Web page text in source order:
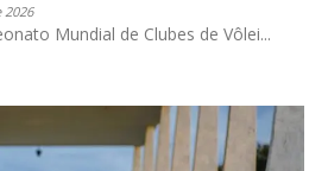
2026
Mundial de Clubes de Vôlei...